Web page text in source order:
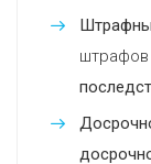
штрафов